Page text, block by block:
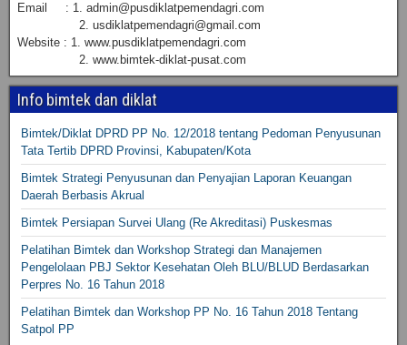
Email : 1. admin@pusdiklatpemendagri.com
2. usdiklatpemendagri@gmail.com
Website : 1. www.pusdiklatpemendagri.com
2. www.bimtek-diklat-pusat.com
Info bimtek dan diklat
Bimtek/Diklat DPRD PP No. 12/2018 tentang Pedoman Penyusunan
Tata Tertib DPRD Provinsi, Kabupaten/Kota
Bimtek Strategi Penyusunan dan Penyajian Laporan Keuangan
Daerah Berbasis Akrual
Bimtek Persiapan Survei Ulang (Re Akreditasi) Puskesmas
Pelatihan Bimtek dan Workshop Strategi dan Manajemen
Pengelolaan PBJ Sektor Kesehatan Oleh BLU/BLUD Berdasarkan
Perpres No. 16 Tahun 2018
Pelatihan Bimtek dan Workshop PP No. 16 Tahun 2018 Tentang
Satpol PP